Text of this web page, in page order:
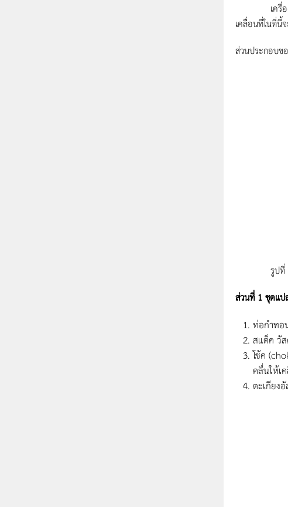
เครื่องยนต์
เคลื่อนที่ในที่นี้
ส่วนประกอบข
รูปที่ 3 แสด
ส่วนที่ 1 ชุดแป
ท่อกำทอ
สแต็ค วั
โช้ค
คลื่นให้เ
ตะเกียง